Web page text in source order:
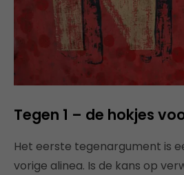
Tegen 1 – de hokjes
Het eerste tegenargument is
vorige alinea. Is de kans op